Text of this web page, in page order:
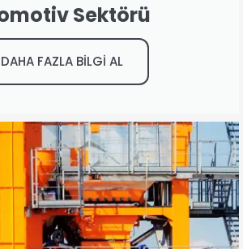
Sektörü
DAHA FAZLA BİLGİ AL